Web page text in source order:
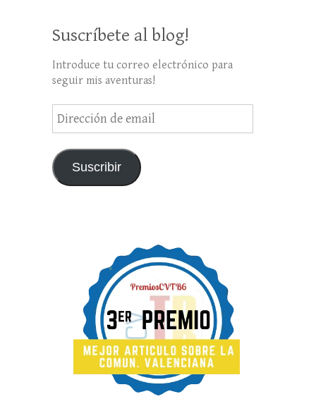
Suscríbete al blog!
Introduce tu correo electrónico para
seguir mis aventuras!
Dirección
de
Suscribir